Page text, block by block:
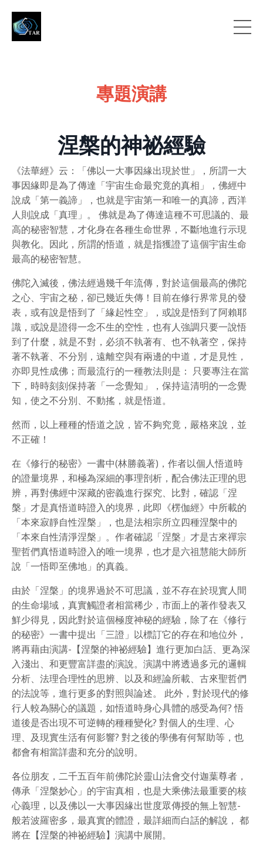
專題演講
涅槃的神祕經驗
《法華經》云：「佛以一大事因緣出現於世」，所謂一大
事因緣即是為了傳達「宇宙生命最究竟的真相」，佛經中
說成「第一義諦」，也就是宇宙第一和唯一的真諦，西洋
人則說成「真理」。 佛就是為了傳達這種不可思議的、最
高的秘密智慧，才化身在各種生命世界，不斷地進行示現
與教化。因此，所謂的悟道，就是指獲證了這個宇宙生命
最高的秘密智慧。
佛陀入滅後，佛法經過幾千年流傳，對於這個最高的佛陀
之心、宇宙之秘，卻已幾近失傳！目前在修行界常見的發
表，或有說是悟到了「緣起性空」，或說是悟到了阿賴耶
識，或說是證得一念不生的空性，也有人強調只要一說悟
到了什麼，就是不對，必須不執著有、也不執著空，保持
著不執著、不分別，遠離空與有兩邊的中道，才是見性，
亦即見性成佛；而最流行的一種教法則是： 只要專注在當
下，時時刻刻保持著「一念覺知」，保持這清明的一念覺
知，使之不分別、不動搖，就是悟道。
然而，以上種種的悟道之說，皆不夠究竟，嚴格來說，並
不正確！
在《修行的秘密》一書中(林勝義著)，作者以個人悟道時
的證量境界，和極為深細的事理剖析，配合佛法正理的思
辨，再對佛經中深藏的密義進行探究、比對，確認「涅
槃」才是真悟道時證入的境界，此即《楞伽經》中所載的
「本來寂靜自性涅槃」，也是法相宗所立四種涅槃中的
「本來自性清淨涅槃」。作者確認「涅槃」才是古來禪宗
聖哲們真悟道時證入的唯一境界，也才是六祖慧能大師所
說「一悟即至佛地」的真義。
由於「涅槃」的境界過於不可思議，並不存在於現實人間
的生命場域，真實觸證者相當稀少，市面上的著作發表又
鮮少得見，因此對於這個極度神秘的經驗，除了在《修行
的秘密》一書中提出「三證」以標訂它的存在和地位外，
將再藉由演講-【涅槃的神祕經驗】進行更加白話、更為深
入淺出、和更豐富詳盡的演說。演講中將透過多元的邏輯
分析、法理合理性的思辨、以及和經論所載、古來聖哲們
的法說等，進行更多的對照與論述。 此外，對於現代的修
行人較為關心的議題，如悟道時身心具體的感受為何? 悟
道後是否出現不可逆轉的種種變化? 對個人的生理、心
理、及現實生活有何影響? 對之後的學佛有何幫助等，也
都會有相當詳盡和充分的說明。
各位朋友，二千五百年前佛陀於靈山法會交付迦葉尊者，
傳承「涅槃妙心」的宇宙真相，也是大乘佛法最重要的核
心義理，以及佛以一大事因緣出世度眾傳授的無上智慧-
般若波羅密多，最真實的體證，最詳細而白話的解說， 都
將在【涅槃的神祕經驗】演講中展開。